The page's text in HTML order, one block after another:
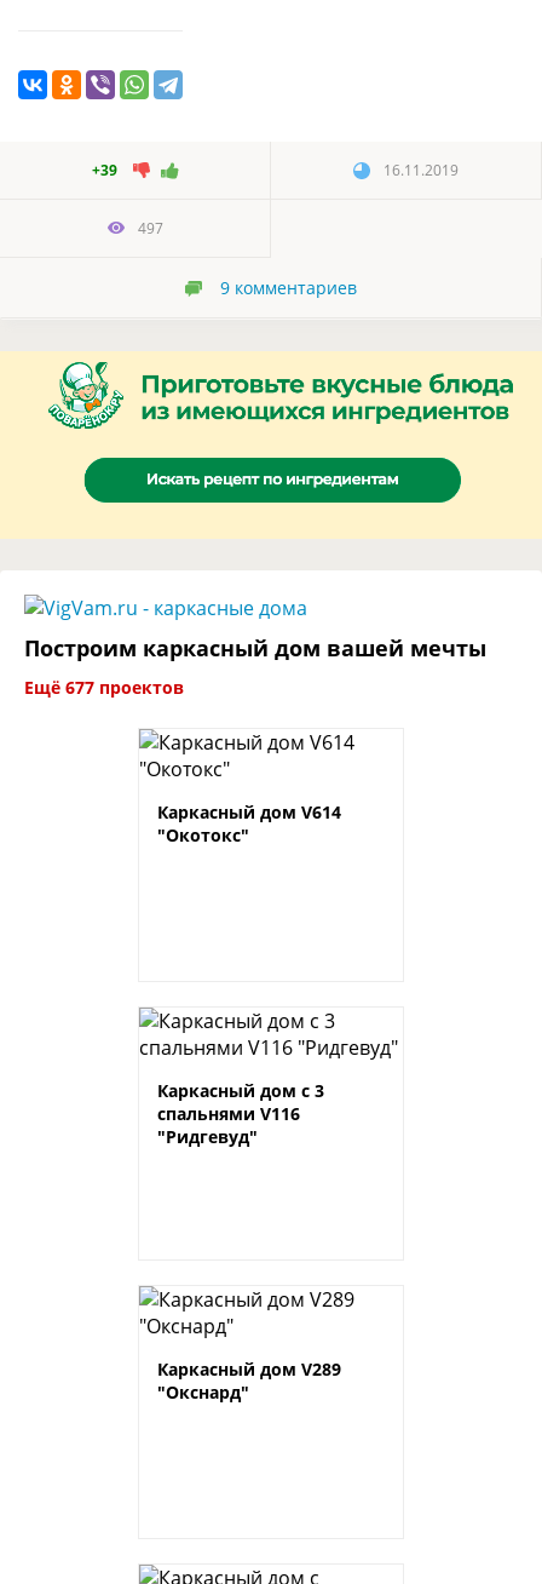
+39 16.11.2019
497
9 комментариев
Построим каркасный дом вашей мечты
Ещё 677 проектов
Каркасный дом V614
"Окотокс"
Каркасный дом с 3
спальнями V116
"Ридгевуд"
Каркасный дом V289
"Окснард"